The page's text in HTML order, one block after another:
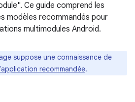
Ce guide comprend les
modèles recommandés pour
multimodules Android.
suppose une connaissance de
recommandée.